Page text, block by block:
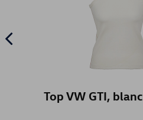
Top VW GTI, blanc